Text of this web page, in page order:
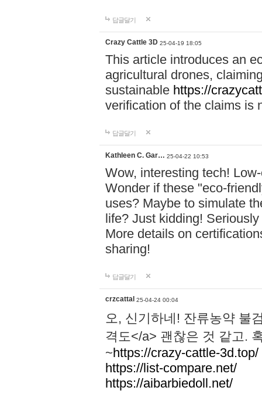
답글달기
Crazy Cattle 3D 25-04-19 18:05
This article introduces an
agricultural drones,
sustainable https://
verification of the claims is
답글달기
Kathleen C. Gar… 25-04-22 10:53
Wow, interesting tech!
Wonder if these "eco-
uses? Maybe to simulate
life? Just kidding!
More details on
sharing!
답글달기
crzcattal 25-04-24 00:04
오, 신기하네! 잔류농약 불
격도</a> 괜찮은 것 같고.
~https://crazy-cattle-3d.top/
https://list-compare.net/
https://aibarbiedoll.net/